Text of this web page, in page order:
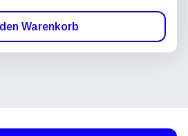
den Warenkorb